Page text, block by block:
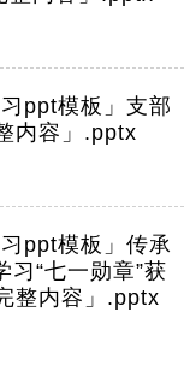
ppt模板」支部
内容」.pptx
ppt模板」传承
“七一勋章”获
整内容」.pptx